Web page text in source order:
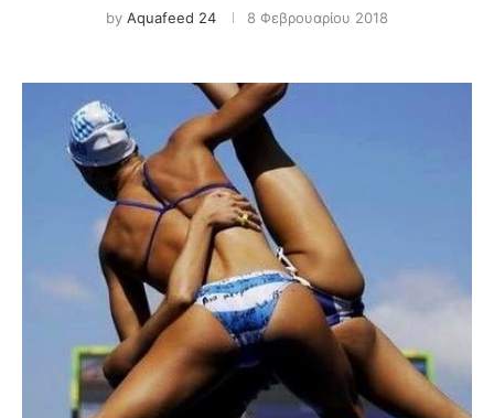
by Aquafeed 24 8 Φεβρουαρίου 2018